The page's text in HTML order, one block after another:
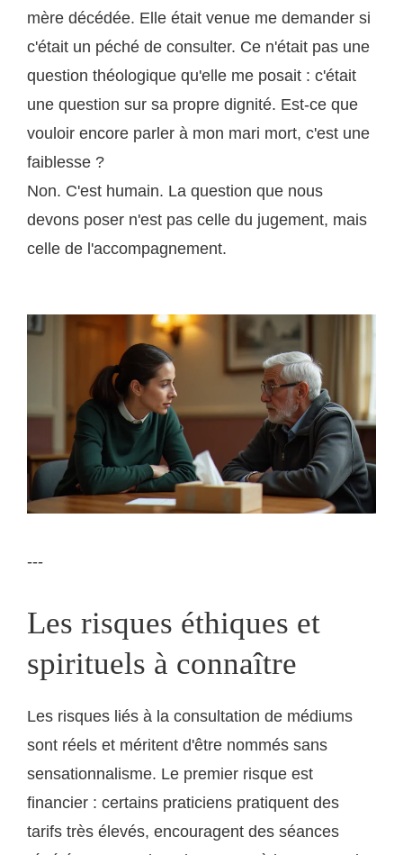
mère décédée. Elle était venue me demander si
c'était un péché de consulter. Ce n'était pas une
question théologique qu'elle me posait : c'était
une question sur sa propre dignité. Est-ce que
vouloir encore parler à mon mari mort, c'est une
faiblesse ?
Non. C'est humain. La question que nous
devons poser n'est pas celle du jugement, mais
celle de l'accompagnement.
---
Les risques éthiques et
spirituels à connaître
Les risques liés à la consultation de médiums
sont réels et méritent d'être nommés sans
sensationnalisme. Le premier risque est
financier : certains praticiens pratiquent des
tarifs très élevés, encouragent des séances